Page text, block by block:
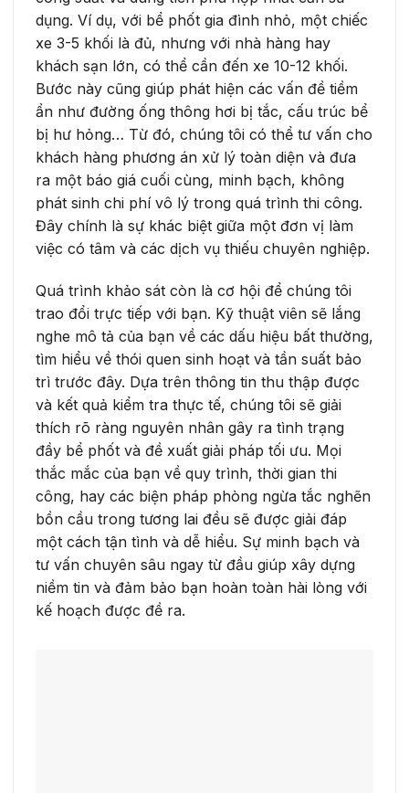
dụng. Ví dụ, với bể phốt gia đình nhỏ, một chiếc
xe 3-5 khối là đủ, nhưng với nhà hàng hay
khách sạn lớn, có thể cần đến xe 10-12 khối.
Bước này cũng giúp phát hiện các vấn đề tiềm
ẩn như đường ống thông hơi bị tắc, cấu trúc bể
bị hư hỏng… Từ đó, chúng tôi có thể tư vấn cho
khách hàng phương án xử lý toàn diện và đưa
ra một báo giá cuối cùng, minh bạch, không
phát sinh chi phí vô lý trong quá trình thi công.
Đây chính là sự khác biệt giữa một đơn vị làm
việc có tâm và các dịch vụ thiếu chuyên nghiệp.
Quá trình khảo sát còn là cơ hội để chúng tôi
trao đổi trực tiếp với bạn. Kỹ thuật viên sẽ lắng
nghe mô tả của bạn về các dấu hiệu bất thường,
tìm hiểu về thói quen sinh hoạt và tần suất bảo
trì trước đây. Dựa trên thông tin thu thập được
và kết quả kiểm tra thực tế, chúng tôi sẽ giải
thích rõ ràng nguyên nhân gây ra tình trạng
đầy bể phốt và đề xuất giải pháp tối ưu. Mọi
thắc mắc của bạn về quy trình, thời gian thi
công, hay các biện pháp phòng ngừa tắc nghẽn
bồn cầu trong tương lai đều sẽ được giải đáp
một cách tận tình và dễ hiểu. Sự minh bạch và
tư vấn chuyên sâu ngay từ đầu giúp xây dựng
niềm tin và đảm bảo bạn hoàn toàn hài lòng với
kế hoạch được đề ra.